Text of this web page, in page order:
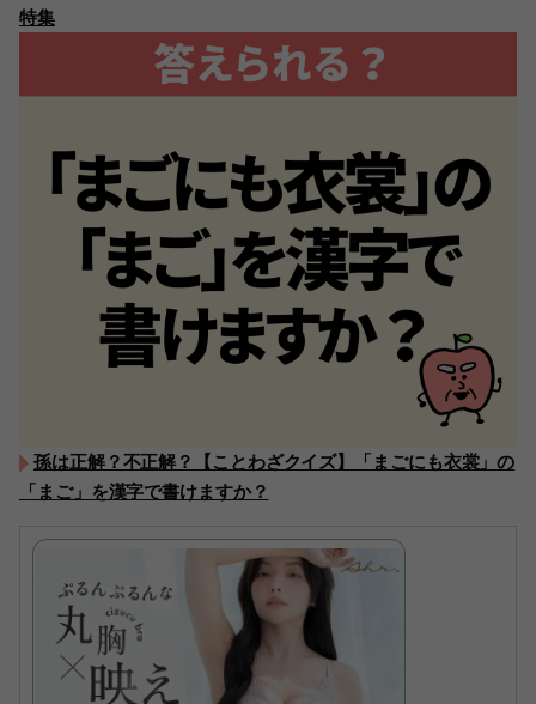
特集
孫は正解？不正解？【ことわざクイズ】「まごにも衣裳」の
「まご」を漢字で書けますか？